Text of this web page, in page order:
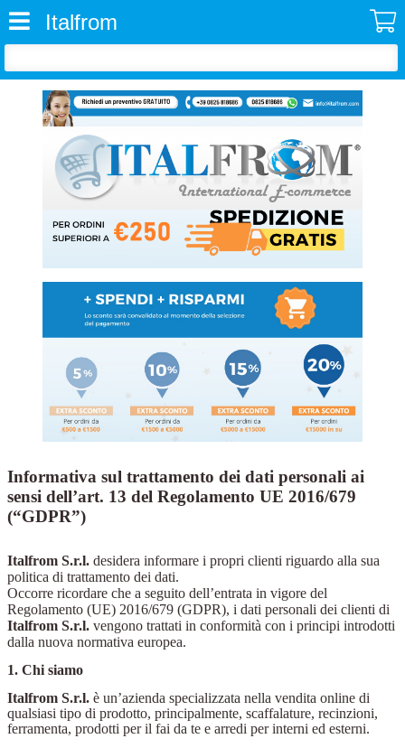
Italfrom
Informativa sul trattamento dei dati personali ai
sensi dell’art. 13 del Regolamento UE 2016/679
(“GDPR”)
Italfrom S.r.l. desidera informare i propri clienti riguardo alla sua
politica di trattamento dei dati.
Occorre ricordare che a seguito dell’entrata in vigore del
Regolamento (UE) 2016/679 (GDPR), i dati personali dei clienti di
Italfrom S.r.l. vengono trattati in conformità con i principi introdotti
dalla nuova normativa europea.
1. Chi siamo
Italfrom S.r.l. è un’azienda specializzata nella vendita online di
qualsiasi tipo di prodotto, principalmente, scaffalature, recinzioni,
ferramenta, prodotti per il fai da te e arredi per interni ed esterni.